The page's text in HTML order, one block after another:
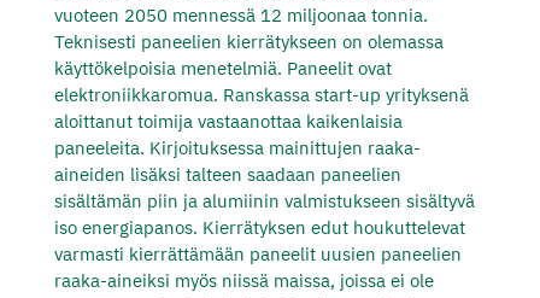
vuoteen 2050 mennessä 12 miljoonaa tonnia.
Teknisesti paneelien kierrätykseen on olemassa
käyttökelpoisia menetelmiä. Paneelit ovat
elektroniikkaromua. Ranskassa start-up yrityksenä
aloittanut toimija vastaanottaa kaikenlaisia
paneeleita. Kirjoituksessa mainittujen raaka-
aineiden lisäksi talteen saadaan paneelien
sisältämän piin ja alumiinin valmistukseen sisältyvä
iso energiapanos. Kierrätyksen edut houkuttelevat
varmasti kierrättämään paneelit uusien paneelien
raaka-aineiksi myös niissä maissa, joissa ei ole